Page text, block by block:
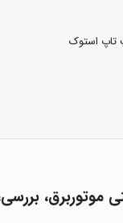
موتوربرق،